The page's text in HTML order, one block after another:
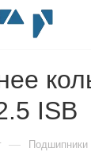
ISB
— Подшипники